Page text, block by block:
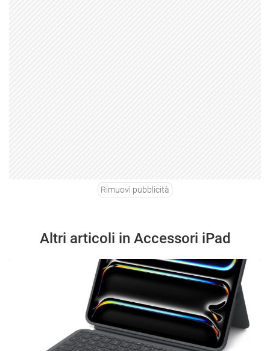
Rimuovi pubblicità
Altri articoli in Accessori iPad